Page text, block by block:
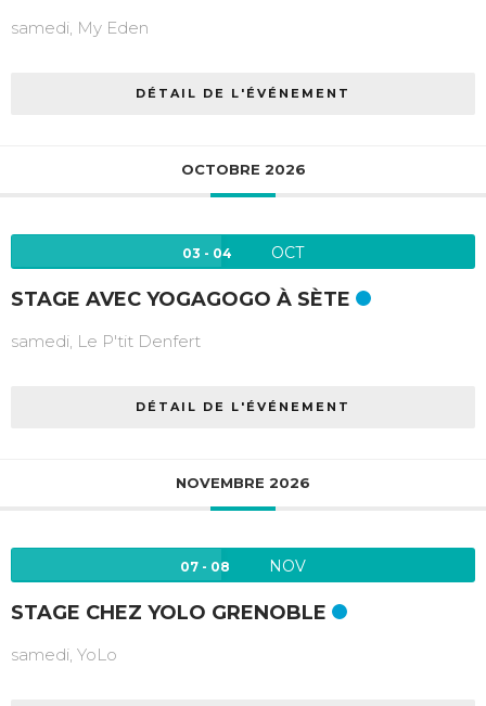
samedi, My Eden
DÉTAIL DE L'ÉVÉNEMENT
OCTOBRE 2026
03 - 04 OCT
STAGE AVEC YOGAGOGO À SÈTE
samedi, Le P'tit Denfert
DÉTAIL DE L'ÉVÉNEMENT
NOVEMBRE 2026
07 - 08 NOV
STAGE CHEZ YOLO GRENOBLE
samedi, YoLo